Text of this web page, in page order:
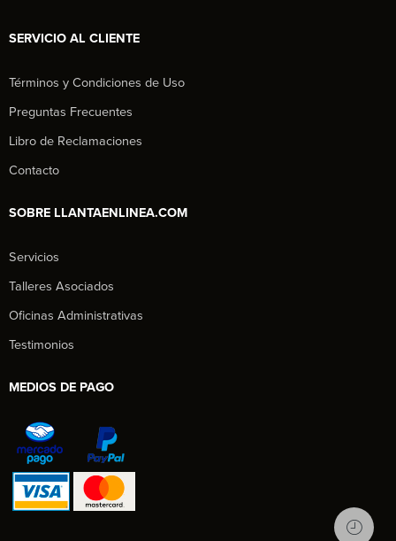
SERVICIO AL CLIENTE
Términos y Condiciones de Uso
Preguntas Frecuentes
Libro de Reclamaciones
Contacto
SOBRE LLANTAENLINEA.COM
Servicios
Talleres Asociados
Oficinas Administrativas
Testimonios
MEDIOS DE PAGO